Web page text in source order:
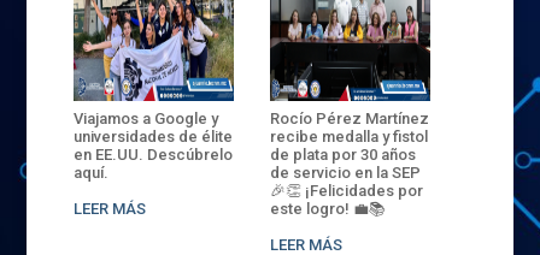
Viajamos a Google y
universidades de élite
en EE.UU. Descúbrelo
aquí.
LEER MÁS
Rocío Pérez Martínez
recibe medalla y fistol
de plata por 30 años
de servicio en la SEP
🎉👏 ¡Felicidades por
este logro! 💼📚
LEER MÁS
ENECB-
del
batalla.
32
sede